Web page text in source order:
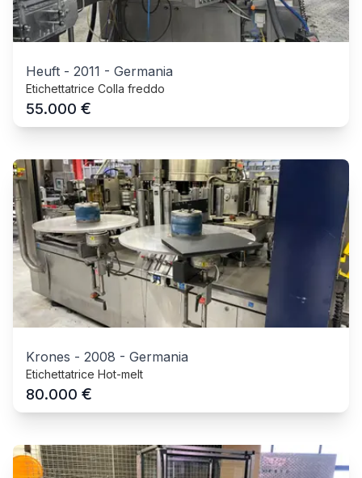
Heuft - 2011 - Germania
Etichettatrice Colla freddo
55.000 €
Krones - 2008 - Germania
Etichettatrice Hot-melt
80.000 €